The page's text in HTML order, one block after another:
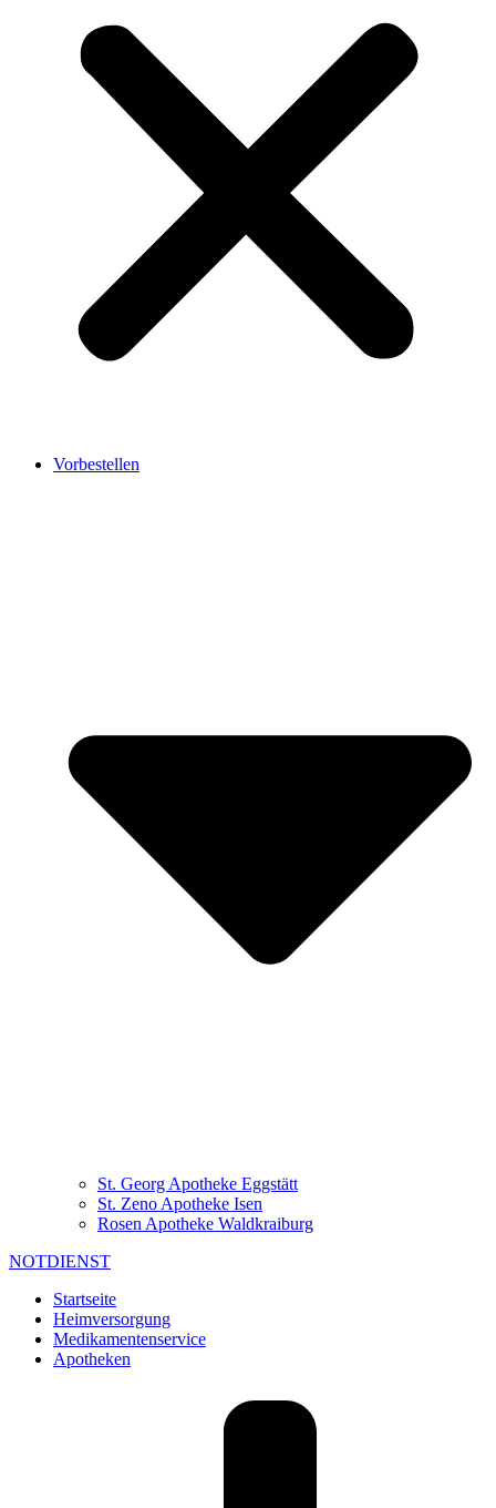
Vorbestellen
St. Georg Apotheke Eggstätt
St. Zeno Apotheke Isen
Rosen Apotheke Waldkraiburg
NOTDIENST
Startseite
Heimversorgung
Medikamentenservice
Apotheken